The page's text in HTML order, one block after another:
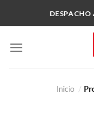
DESPACHO
Inicio /